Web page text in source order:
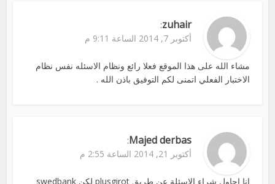
zuhair
:
أكتوبر 7, 2014 الساعة 9:11 م
مشاء الله على هذا الموقع فعلا رائع ونظام الاسئله نفس نظام
الاختبار الفعلي اتمنى لكم التوفيق باذن الله .
Majed derbas
:
أكتوبر 21, 2014 الساعة 2:55 م
انا احاول شراء الاسئلة عن طريق plusgirot لكن swedbank